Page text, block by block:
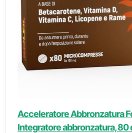
Acceleratore Abbronzatura
Integratore abbronzatura,